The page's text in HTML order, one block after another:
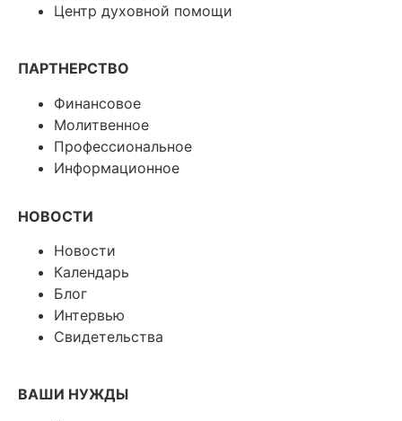
Центр духовной помощи
ПАРТНЕРСТВО
Финансовое
Молитвенное
Профессиональное
Информационное
НОВОСТИ
Новости
Календарь
Блог
Интервью
Свидетельства
ВАШИ НУЖДЫ